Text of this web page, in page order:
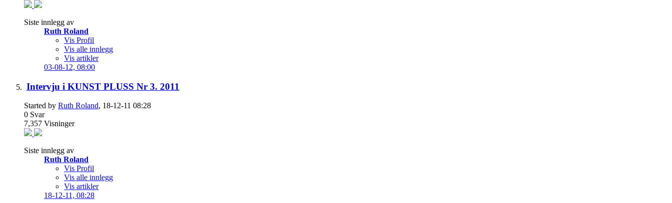
Siste innlegg av
Ruth Roland
Vis Profil
Vis alle innlegg
Vis artikler
03-08-12, 08:00
Intervju i KUNST PLUSS Nr 3. 2011
Started by Ruth Roland, 18-12-11 08:28
0 Svar
7,357 Visninger
Siste innlegg av
Ruth Roland
Vis Profil
Vis alle innlegg
Vis artikler
18-12-11, 08:28